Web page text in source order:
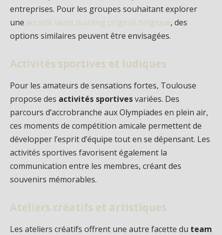
entreprises. Pour les groupes souhaitant explorer
une activité team building original belgique, des
options similaires peuvent être envisagées.
Activités sportives et ludiques
Pour les amateurs de sensations fortes, Toulouse
propose des activités sportivesvariées. Des
parcours d’accrobranche aux Olympiades en plein air,
ces moments de compétition amicale permettent de
développer l’esprit d’équipe tout en se dépensant. Les
activités sportives favorisent également la
communication entre les membres, créant des
souvenirs mémorables.
Ateliers créatifs et artistiques
Les ateliers créatifs offrent une autre facette du team